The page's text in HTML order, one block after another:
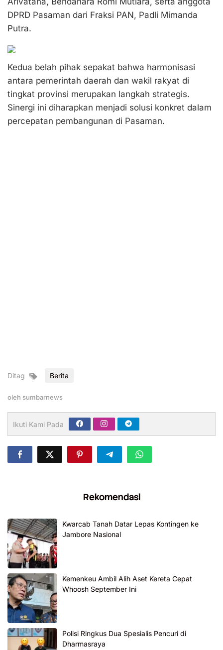
DPRD Pasaman dari Fraksi PAN, Padli Mimanda
Putra.
Kedua belah pihak sepakat bahwa harmonisasi
antara pemerintah daerah dan wakil rakyat di
tingkat provinsi merupakan langkah strategis.
Sinergi ini diharapkan menjadi solusi konkret dalam
percepatan pembangunan di Pasaman.
Ditag Berita
oleh sumbarnews
Ikuti Kami Pada
Rekomendasi
Kwarcab Tanah Datar Lepas Kontingen ke
Jambore Nasional
Kemenkeu Ambil Alih Aset Kereta Cepat
Whoosh September Ini
Polisi Ringkus Dua Spesialis Pencuri di
Dharmasraya